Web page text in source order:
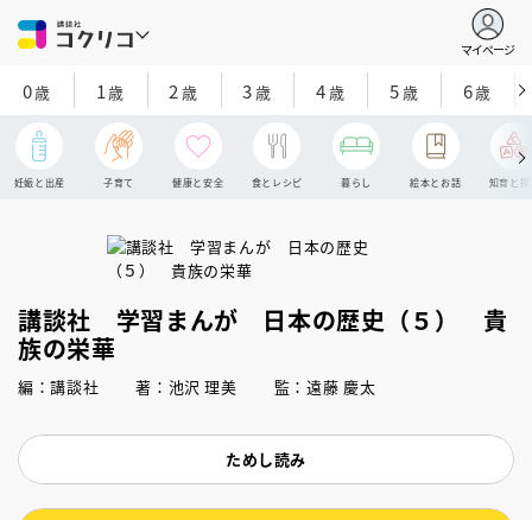
マイページ
0歳 1歳 2 歳 3歳 4歳 5歳 6歳
妊娠と出産 子育て 健康と安全 食とレシピ 暮らし 絵本とお話 知育と探
講談社 学習まんが 日本の歴史（５） 貴
族の栄華
編：講談社 著：池沢 理美 監：遠藤 慶太
ためし読み